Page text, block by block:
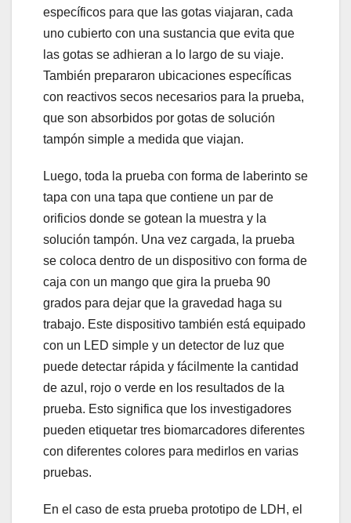
específicos para que las gotas viajaran, cada
uno cubierto con una sustancia que evita que
las gotas se adhieran a lo largo de su viaje.
También prepararon ubicaciones específicas
con reactivos secos necesarios para la prueba,
que son absorbidos por gotas de solución
tampón simple a medida que viajan.
Luego, toda la prueba con forma de laberinto se
tapa con una tapa que contiene un par de
orificios donde se gotean la muestra y la
solución tampón. Una vez cargada, la prueba
se coloca dentro de un dispositivo con forma de
caja con un mango que gira la prueba 90
grados para dejar que la gravedad haga su
trabajo. Este dispositivo también está equipado
con un LED simple y un detector de luz que
puede detectar rápida y fácilmente la cantidad
de azul, rojo o verde en los resultados de la
prueba. Esto significa que los investigadores
pueden etiquetar tres biomarcadores diferentes
con diferentes colores para medirlos en varias
pruebas.
En el caso de esta prueba prototipo de LDH, el